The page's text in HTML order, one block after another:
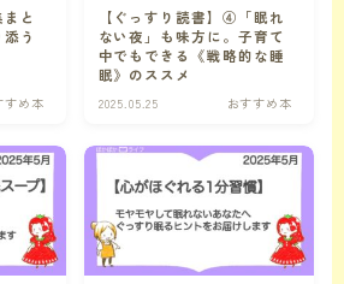
れ話、キャラクターたちの会話、その他ぽかぽかしたものを集めました。
と
う
すめ本
【ぐっすり読書】④「眠れ
ない夜」も味方に。子育て
中でもできる《戦略的な睡
眠》のススメ
2025.05.25 おすすめ本